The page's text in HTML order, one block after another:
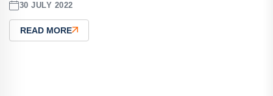
30 JULY 2022
READ MORE